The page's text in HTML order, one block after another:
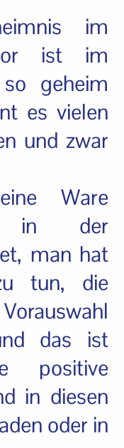
im
ist im
geheim
es vielen
und zwar
Ware
in der
man hat
tun, die
das ist
positive
in diesen
oder in